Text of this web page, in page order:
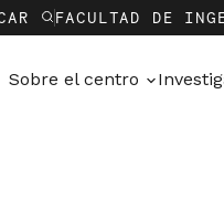
FACULTAD DE
Sobre el centro